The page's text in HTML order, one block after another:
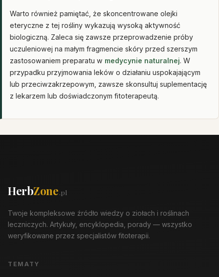
Warto również pamiętać, że skoncentrowane olejki
eteryczne z tej rośliny wykazują wysoką aktywność
biologiczną. Zaleca się zawsze przeprowadzenie próby
uczuleniowej na małym fragmencie skóry przed szerszym
zastosowaniem preparatu w medycynie naturalnej. W
przypadku przyjmowania leków o działaniu uspokajającym
lub przeciwzakrzepowym, zawsze skonsultuj suplementację
z lekarzem lub doświadczonym fitoterapeutą.
HerbZone.pl
Twoje kompleksowe źródło wiedzy o ziołach i roślinach
leczniczych. Artykuły, encyklopedia, porady — wszystko
weryfikowane przez specjalistów fitoterapii.
TEMATY